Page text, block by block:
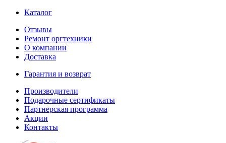
Каталог
Отзывы
Ремонт оргтехники
О компании
Доставка
Гарантия и возврат
Производители
Подарочные сертификаты
Партнерская программа
Акции
Контакты